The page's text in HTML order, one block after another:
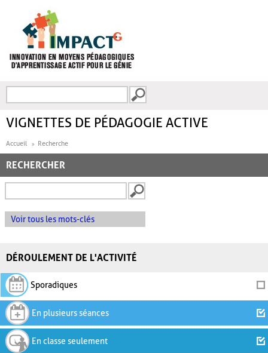
FORMULAIRE DE
VIGNETTES DE PÉDAGOGIE ACTIVE
Accueil Recherche
RECHERCHER
Voir tous les mots-clés
DÉROULEMENT DE L'ACTIVITÉ
Sporadiques
En plusieurs séances
En classe seulement